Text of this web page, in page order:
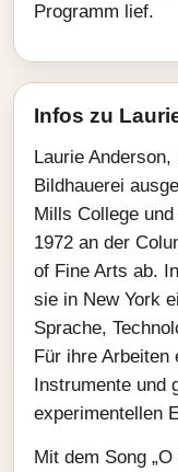
Programm lief.
Infos zu
Laurie
Bildhauerei
Mills College
1972 an der
of Fine Arts ab.
sie in New York
Sprache,
Für ihre Arbeiten
Instrumente und
experimentellen
Mit dem Song